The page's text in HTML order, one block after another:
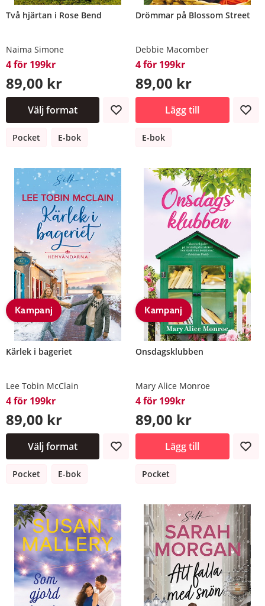
Två hjärtan i Rose Bend
Naima Simone
4 för 199kr
89,00 kr
Välj format
Pocket E-bok
Drömmar på Blossom Street
Debbie Macomber
4 för 199kr
89,00 kr
Lägg till
E-bok
Kampanj
Kärlek i bageriet
Lee Tobin McClain
4 för 199kr
89,00 kr
Välj format
Pocket E-bok
Kampanj
Onsdagsklubben
Mary Alice Monroe
4 för 199kr
89,00 kr
Lägg till
Pocket